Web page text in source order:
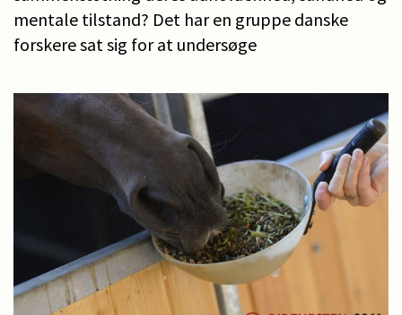
mentale tilstand? Det har en gruppe danske
forskere sat sig for at undersøge